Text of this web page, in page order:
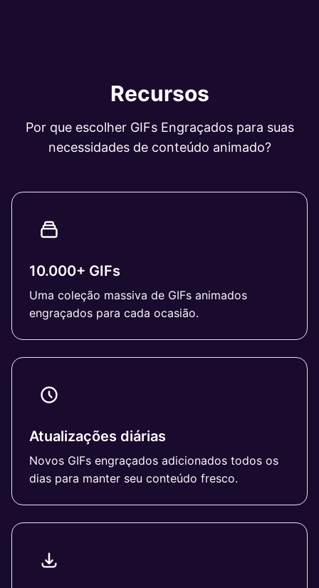
Recursos
Por que escolher GIFs Engraçados para suas
necessidades de conteúdo animado?
10.000+ GIFs
Uma coleção massiva de GIFs animados
engraçados para cada ocasião.
Atualizações diárias
Novos GIFs engraçados adicionados todos os
dias para manter seu conteúdo fresco.